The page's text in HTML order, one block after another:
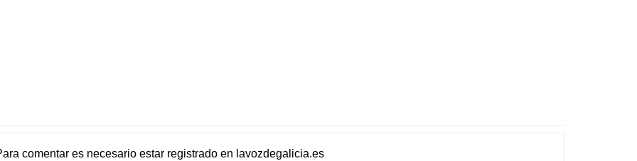
comentar es necesario estar registradoen lavozdegalicia.es